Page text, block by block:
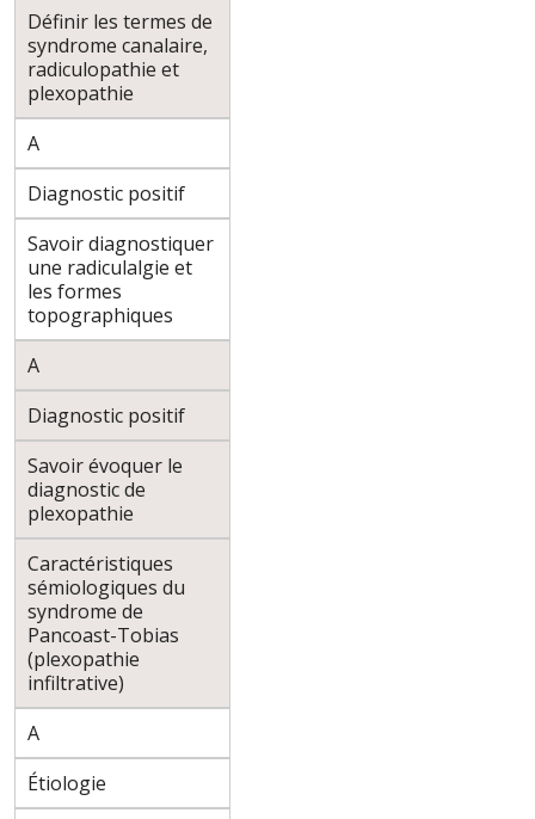
Définir les termes de
syndrome canalaire,
radiculopathie et
plexopathie
A
Diagnostic positif
Savoir diagnostiquer
une radiculalgie et
les formes
topographiques
A
Diagnostic positif
Savoir évoquer le
diagnostic de
plexopathie
Caractéristiques
sémiologiques du
syndrome de
Pancoast-Tobias
(plexopathie
infiltrative)
A
Étiologie